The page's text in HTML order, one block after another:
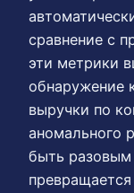
сравнение с
эти метрики
обнаружение
выручки по
аномального
быть разовым